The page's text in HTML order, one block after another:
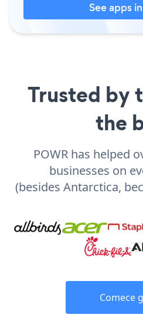
See apps
Trusted by
the
POWR has helped
businesses on
(besides Antarctica,
Comece